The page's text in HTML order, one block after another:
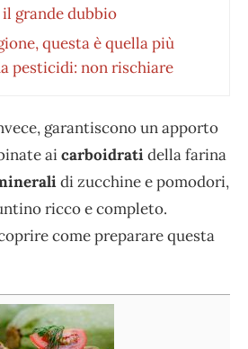
grande dubbio
questa è quella più
pesticidi: non rischiare
garantiscono un apporto
aicarboidratidella farina
di zucchine e pomodori,
ricco e completo.
come preparare questa